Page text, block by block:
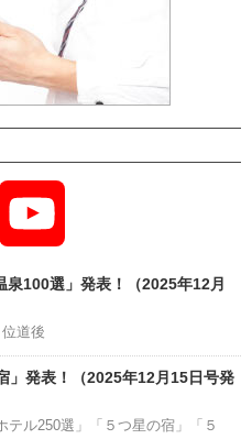
Channel
泉100選」発表！（2025年12月
道後
」発表！（2025年12月15日号発
テル250選」「５つ星の宿」「５